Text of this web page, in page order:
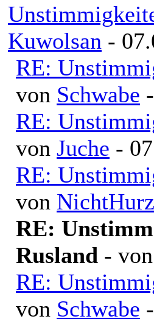
Kuwolsan -
RE:
von Schwabe
RE:
von Juche -
RE:
von NichtHurz
RE:
Rusland - von
RE:
von Schwabe